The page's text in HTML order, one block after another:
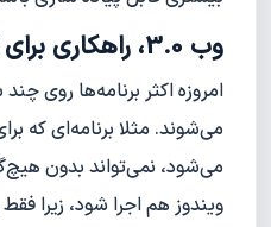
وب 3.0، راهکاری برای توسعه‌دهندگان
امروزه اکثر برنامه‌ها
می‌شود، نمی‌تواند بدون
ویندوز هم اجرا شود، زیرا